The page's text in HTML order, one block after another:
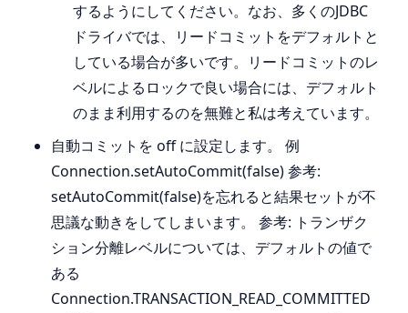
するようにしてください。なお、多くのJDBC
ドライバでは、リードコミットをデフォルトと
している場合が多いです。リードコミットのレ
ベルによるロックで良い場合には、デフォルト
のまま利用するのを無難と私は考えています。
自動コミットを off に設定します。 例
Connection.setAutoCommit(false) 参考:
setAutoCommit(false)を忘れると結果セットが不
思議な動きをしてしまいます。 参考: トランザク
ション分離レベルについては、デフォルトの値で
ある
Connection.TRANSACTION_READ_COMMITTED